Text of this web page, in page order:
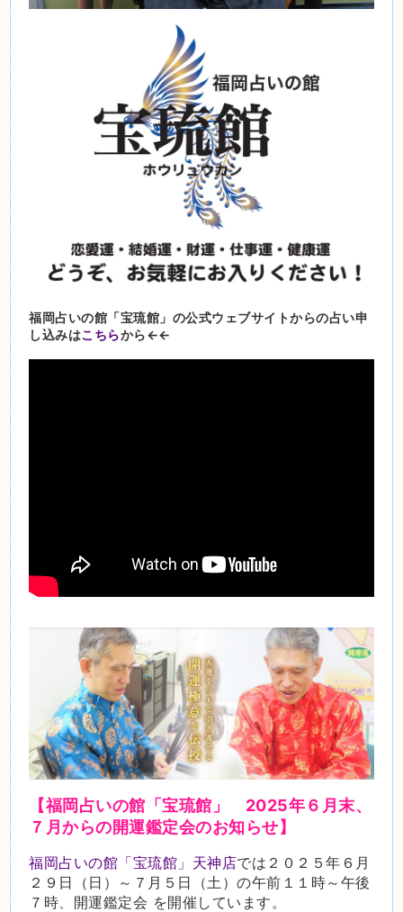
福岡占いの館「宝琉館」の公式ウェブサイトからの占い申
し込みはこちらから←←
【福岡占いの館「宝琉館」 2025年６月末、
７月からの開運鑑定会のお知らせ】
福岡占いの館「宝琉館」天神店では２０２５年６月
２９日（日）～７月５日（土）の午前１１時～午後
７時、開運鑑定会 を開催しています。